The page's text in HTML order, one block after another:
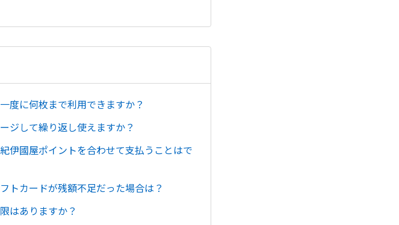
度に何枚まで利用できますか？
ジして繰り返し使えますか？
伊國屋ポイントを合わせて支払うことはで
トカードが残額不足だった場合は？
はありますか？